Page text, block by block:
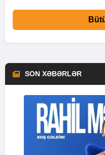
SON XƏBƏRLƏR